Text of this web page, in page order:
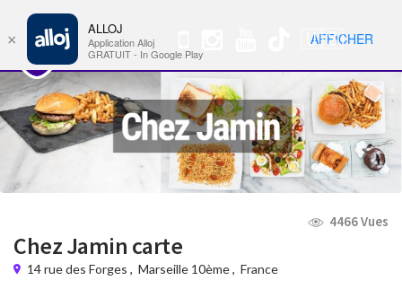
🇺🇸 Nav
4466 Vues
Chez Jamin carte
14 rue des Forges , Marseille 10ème, France
×
ALLOJ
Application Alloj
GRATUIT - In Google Play
AFFICHER